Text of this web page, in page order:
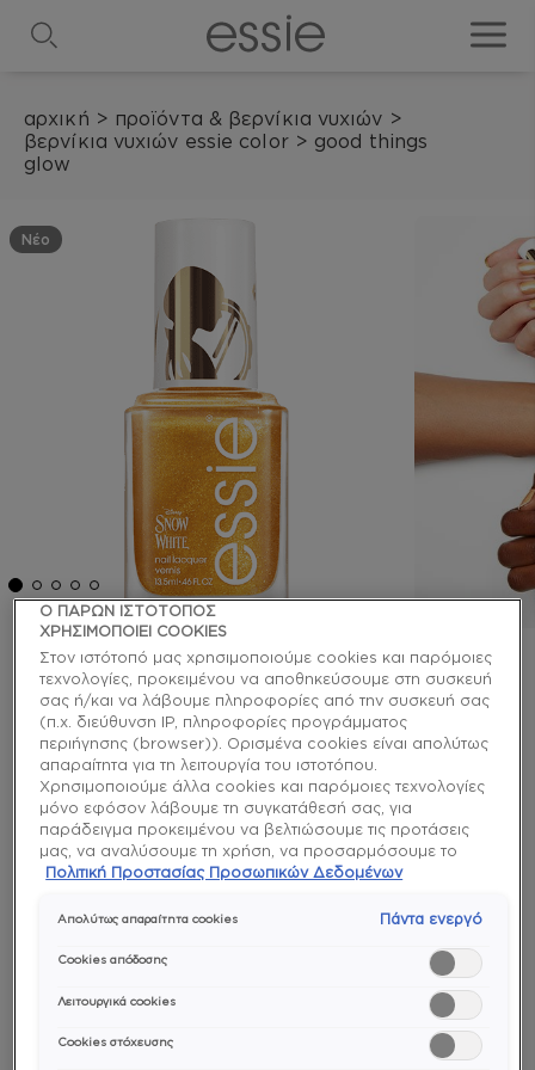
αρχική > προϊόντα & βερνίκια νυχιών >
βερνίκια νυχιών essie color > good things
glow
Νέο
essie
good things glow βερνίκι
νυχιών
Κάνε κάθε μανικιούρ σου να λάμψει με αυτό το
λαμπρό, πολυδιάστατο χρυσό pixel pearl vegan
βερνίκι νυχιών. Απλά εφάρμοσε το πάνω από
φινίρισμα που θα σε μαγέψει.
Ο ΠΑΡΩΝ ΙΣΤΟΤΟΠΟΣ
ΧΡΗΣΙΜΟΠΟΙΕΙ COOKIES
Στον ιστότοπό μας χρησιμοποιούμε cookies και παρόμοιες
τεχνολογίες, προκειμένου να αποθηκεύσουμε στη συσκευή
σας ή/και να λάβουμε πληροφορίες από την συσκευή σας
(π.χ. διεύθυνση IP, πληροφορίες προγράμματος
περιήγησης (browser)). Ορισμένα cookies είναι απολύτως
απαραίτητα για τη λειτουργία του ιστοτόπου.
Χρησιμοποιούμε άλλα cookies και παρόμοιες τεχνολογίες
μόνο εφόσον λάβουμε τη συγκατάθεσή σας, για
παράδειγμα προκειμένου να βελτιώσουμε τις προτάσεις
μας, να αναλύσουμε τη χρήση, να προσαρμόσουμε το
περιεχόμενο στα ενδιαφέροντά σας ή να αναγνωρίσουμε
τα ενδιαφέροντά σας και να σας δείχνουμε σχετικό
προτάσεις. Μπορείτε να αποδεχθείτε cookies τα οποία δεν
είναι απαραίτητα («Αποδοχή όλων»), να τα απορρίψετε
(«Απόρριψη όλων») ή να ρυθμίσετε και να αποθηκεύσετε
τις επιλογές σας («Αποθήκευση επιλογών»). Μπορείτε
επίσης, ανά πάσα στιγμή, να ελέγξετε και να ρυθμίσετε εκ
νέου τις επιλογές σας (επιλέγοντας το link «Ρυθμίσεις για τα
Πολιτική Προστασίας Προσωπικών Δεδομένων
Απολύτως απαραίτητα cookies Πάντα ενεργό
Cookies απόδοσης
Λειτουργικά cookies
Cookies στόχευσης